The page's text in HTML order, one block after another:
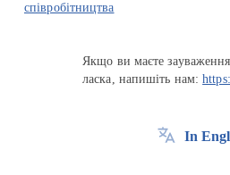
співробітництва
Якщо ви маєте
ласка, напишіть нам:
In